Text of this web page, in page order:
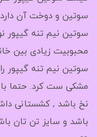
سوتین و دوخت آن
سوتین نیم تنه گیپور
محبوبیت زیادی بین
سوتین نیم تنه گیپور
مشکی ست کرد. حتما
نخ باشد , کشستانی
باشد و سایز تن تان